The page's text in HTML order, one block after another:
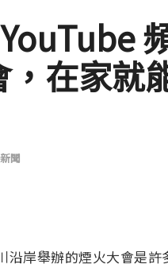
在家就
聞
岸舉辦的煙火大會是